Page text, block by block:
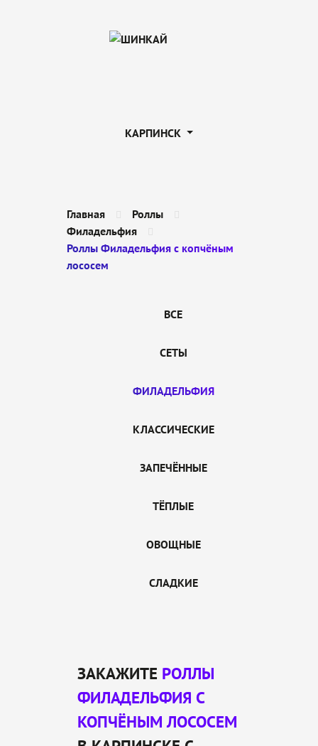
КАРПИНСК
Главная
Роллы
Филадельфия
Роллы Филадельфия с копчёным
лососем
ВСЕ
СЕТЫ
ФИЛАДЕЛЬФИЯ
КЛАССИЧЕСКИЕ
ЗАПЕЧЁННЫЕ
ТЁПЛЫЕ
ОВОЩНЫЕ
СЛАДКИЕ
ЗАКАЖИТЕ РОЛЛЫ
ФИЛАДЕЛЬФИЯ С
КОПЧЁНЫМ ЛОСОСЕМ